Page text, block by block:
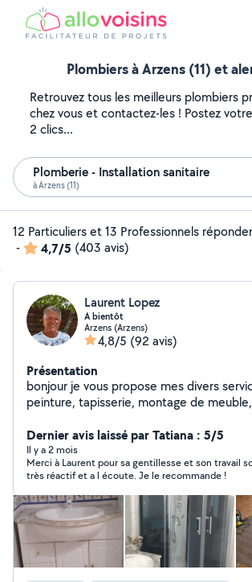
Plombiers à Arzens (11) et
Retrouvez tous les meilleurs plombiers
chez vous et contactez-les ! Postez
2 clics...
Plomberie - Installation sanitaire
à Arzens (11)
12 Particuliers et 13 Professionnels
-
4,7/5 (403 avis)
Laurent Lopez
A bientôt
Arzens (Arzens)
4,8/5 (92 avis)
Présentation
bonjour je vous propose mes divers services jardinerie,
peinture, tapisserie, montage de
vous lire ou de vous rendre services
cordialement...Laurent
Dernier avis laissé par Tatiana : 5/5
Il y a 2 mois
Merci à Laurent pour sa gentillesse et son travail
très réactif et a l écoute. Je le recommande !